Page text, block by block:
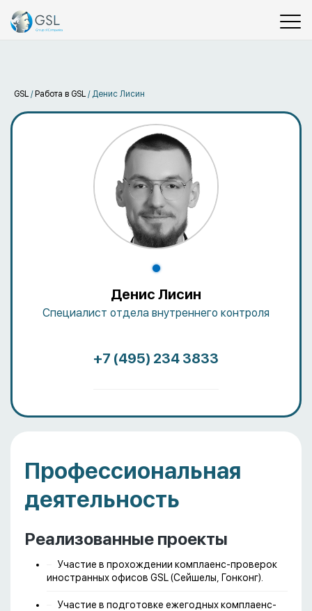
GSL / Работа в GSL /Денис Лисин
Профессиональная
деятельность
Реализованные проекты
Участие в прохождении комплаенс-проверок
иностранных офисов GSL (Сейшелы, Гонконг).
Участие в подготовке ежегодных комплаенс-
Денис Лисин
Специалист отдела внутреннего контроля
+7 (495) 234 3833